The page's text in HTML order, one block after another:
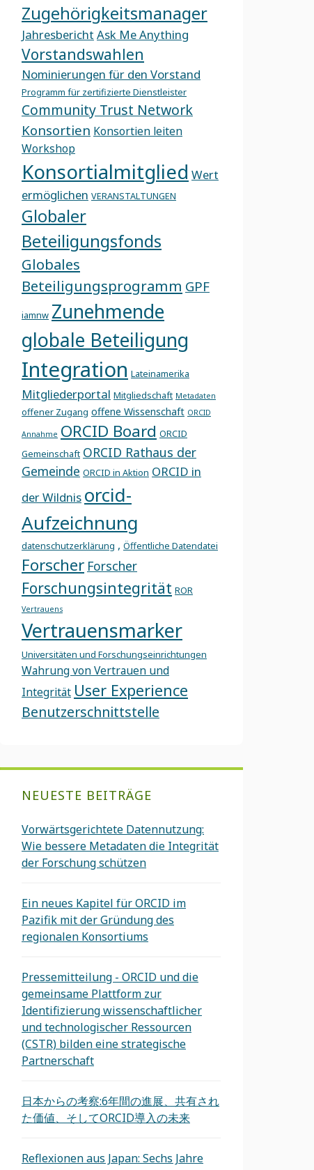
Zugehörigkeitsmanager
Jahresbericht Ask Me Anything
Vorstandswahlen
Nominierungen für den Vorstand
Programm für zertifizierte Dienstleister
Community Trust Network
Konsortien Konsortien leiten
Workshop
Konsortialmitglied Wert
ermöglichen VERANSTALTUNGEN
Globaler
Beteiligungsfonds
Globales
Beteiligungsprogramm GPF
iamnw Zunehmende
globale Beteiligung
Integration Lateinamerika
Mitgliederportal Mitgliedschaft Metadaten
offener Zugang offene Wissenschaft ORCID
Annahme ORCID Board ORCID
Gemeinschaft ORCID Rathaus der
Gemeinde ORCID in Aktion ORCID in
der Wildnis orcid-
Aufzeichnung
datenschutzerklärung , Öffentliche Datendatei
Forscher Forscher
Forschungsintegrität ROR
Vertrauens
Vertrauensmarker
Universitäten und Forschungseinrichtungen
Wahrung von Vertrauen und
Integrität User Experience
Benutzerschnittstelle
NEUESTE BEITRÄGE
Vorwärtsgerichtete Datennutzung:
Wie bessere Metadaten die Integrität
der Forschung schützen
Ein neues Kapitel für ORCID im
Pazifik mit der Gründung des
regionalen Konsortiums
Pressemitteilung - ORCID und die
gemeinsame Plattform zur
Identifizierung wissenschaftlicher
und technologischer Ressourcen
(CSTR) bilden eine strategische
Partnerschaft
日本からの考察:6年間の進展、共有され
た価値、そしてORCID導入の未来
Reflexionen aus Japan: Sechs Jahre